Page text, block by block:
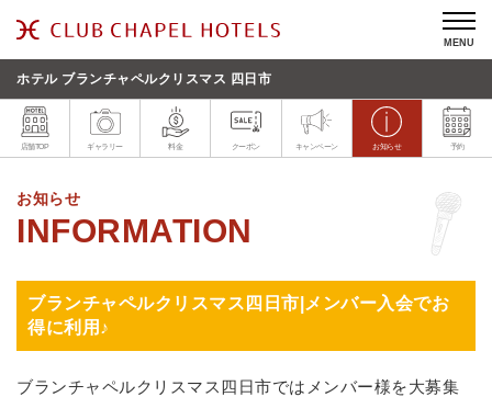
MENU
ホテル ブランチャペルクリスマス 四日市
店舗TOP ギャラリー 料金 クーポン キャンペーン お知らせ 予約
お知らせ
ブランチャペルクリスマス四日市|メンバー入会でお
得に利用♪
ブランチャペルクリスマス四日市ではメンバー様を大募集